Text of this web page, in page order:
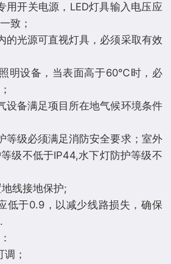
用开关电源，LED灯具输入电压应
致；
的光源可直视灯具，必须采取有效
明设备，当表面高于60℃时，必
设备满足项目所在地气候环境条件
等级必须满足消防安全要求；室外
级不低于IP44,水下灯防护等级不
线接地保护;
低于0.9，以减少线路损失，确保
；